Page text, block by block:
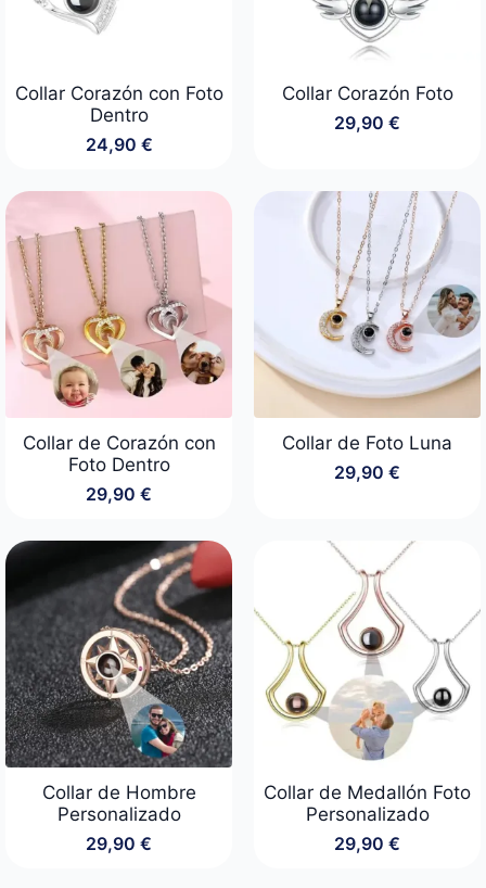
Collar Corazón con Foto
Dentro
24,90 €
Collar Corazón Foto
29,90 €
Collar de Corazón con
Foto Dentro
29,90 €
Collar de Foto Luna
29,90 €
Collar de Hombre
Personalizado
29,90 €
Collar de Medallón Foto
Personalizado
29,90 €